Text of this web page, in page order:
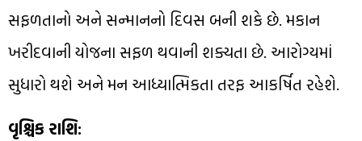
સફળતાનો અને સન્માનનો દિવસ બની શકે છે. મકાન
ખરીદવાની યોજના સફળ થવાની શક્યતા છે. આરોગ્યમાં
સુધારો થશે અને મન આધ્યાત્મિકતા તરફ આકર્ષિત રહેશે.
વૃશ્ચિક રાશિ: